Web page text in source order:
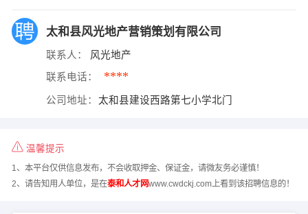
太和县风光地产营销策划有限公司
联系人： 风光地产
联系电话： ****
公司地址： 太和县建设西路第七小学北门
温馨提示
1、本平台仅供信息发布，不会收取押金、保证金，请微友务必谨慎！
2、请告知用人单位，是在泰和人才网www.cwdckj.com上看到该招聘信息的！